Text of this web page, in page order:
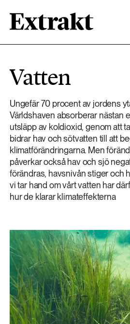
Biologisk mångfald
Hållbara städer
Industri & Energi
Kemikalier
Klimat
Landsbygd
Mat & jordbruk
Skog
Social hållbarhet
Transport
Nyhetsbrev
Om Extrakt
900 ARTIKLAR
584 ARTIKLAR
473 ARTIKLAR
Industri & Energi
471 ARTIKLAR
Kemikalier
1492 ARTIKLAR
252 ARTIKLAR
Landsbygd
939 ARTIKLAR
Livsstil & konsumtion
612 ARTIKLAR
Vatten
Ungefär 70 procent av jordens
Världshaven absorberar nästan
utsläpp av koldioxid, genom att
bidrar hav och sötvatten till att
klimatförändringarna. Men
påverkar också hav och sjö
förändras, havsnivån stiger och
vi tar hand om vårt vatten har
hur de klarar klimateffekterna